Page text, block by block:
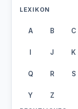
LEXIKON
A B C
I J K
Q R S
Y Z